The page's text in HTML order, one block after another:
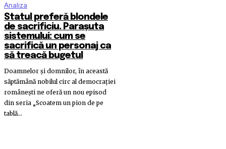
Analiza
Statul preferă blondele
de sacrificiu. Parașuta
sistemului: cum se
sacrifică un personaj ca
să treacă bugetul
Doamnelor și domnilor, în această
săptămână nobilul circ al democrației
românești ne oferă un nou episod
din seria „Scoatem un pion de pe
tablă...